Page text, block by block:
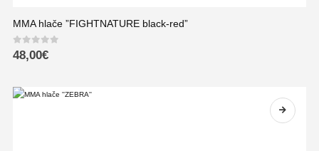
MMA hlače ”FIGHTNATURE black-red”
0out of 5
48,00€